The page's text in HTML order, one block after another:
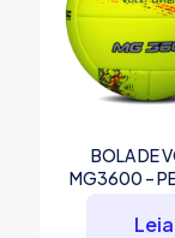
BOLA DE
MG3600 –